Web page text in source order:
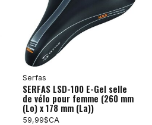
Serfas
SERFAS LSD-100 E-Gel selle
de vélo pour femme (260 mm
(Lo) x 178 mm (La))
59,99$CA